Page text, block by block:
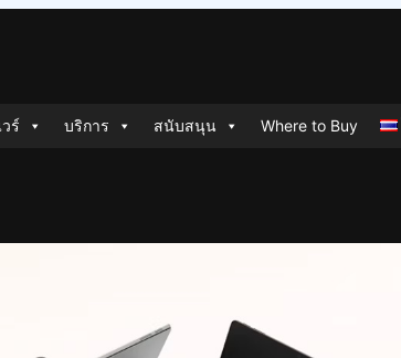
ร์ บริการ สนับสนุน Where to Buy